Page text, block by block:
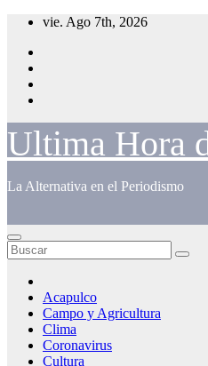
Saltar
contenido
vie. Ago 7th, 2026
Ultima Hora
La Alternativa en el Periodismo
Acapulco
Campo y Agricultura
Clima
Coronavirus
Cultura